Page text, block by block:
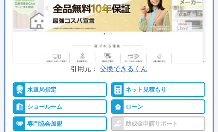
許認可・資格
給水装置工事主任技術者
排水設備工事責任技術者
第二種電気工事士
支払い方法
現金 銀行振込
クレジットカード 後払い
引用元： 交換できるくん
水道局指定 ネット見積もり
ショールーム ローン
専門協会加盟 助成金申請サポート